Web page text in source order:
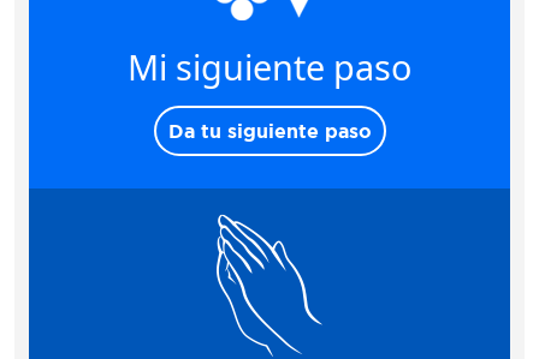
Mi siguiente paso
Da tu siguiente paso